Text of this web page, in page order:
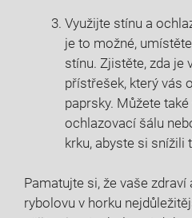
Využijte ​stínu a⁢
je​ to možné,
stínu. ⁣Zjistěte, zda ⁣je
přístřešek, který vás
‌paprsky.‌ Můžete
ochlazovací šálu
⁤krku, abyste si snížili
Pamatujte si, že ‍vaše
rybolovu v horku⁤